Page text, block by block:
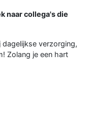
naar collega's die
verzorging,
Zolang je een hart